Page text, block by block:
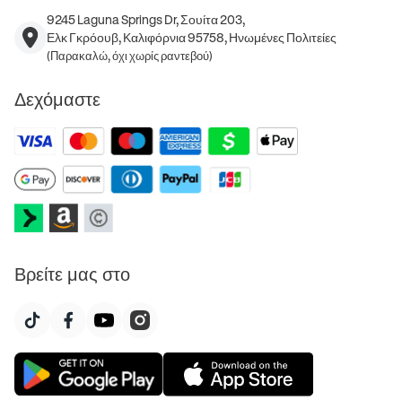
9245 Laguna Springs Dr, Σουίτα 203,
Ελκ Γκρόουβ, Καλιφόρνια 95758, Ηνωμένες Πολιτείες
(Παρακαλώ, όχι χωρίς ραντεβού)
Δεχόμαστε
Βρείτε μας στο